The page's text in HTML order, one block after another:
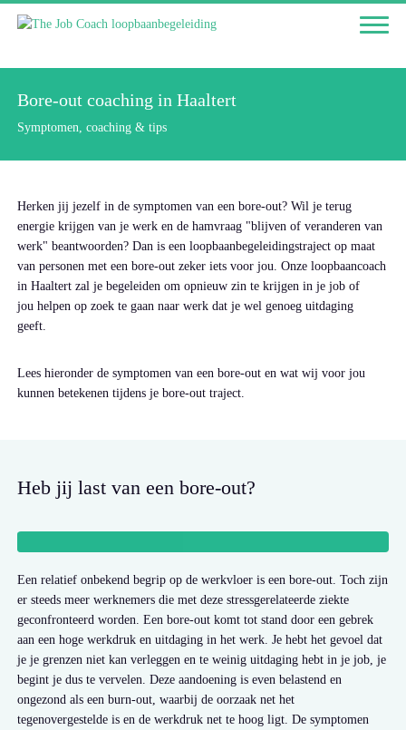
Bore-out coaching in Haaltert
Symptomen, coaching & tips
Herken jij jezelf in de symptomen van een bore-out? Wil je terug
energie krijgen van je werk en de hamvraag "blijven of veranderen van
werk" beantwoorden? Dan is een loopbaanbegeleidingstraject op maat
van personen met een bore-out zeker iets voor jou. Onze loopbaancoach
in Haaltert zal je begeleiden om opnieuw zin te krijgen in je job of
jou helpen op zoek te gaan naar werk dat je wel genoeg uitdaging
geeft.
Lees hieronder de symptomen van een bore-out en wat wij voor jou
kunnen betekenen tijdens je bore-out traject.
Heb jij last van een bore-out?
Een relatief onbekend begrip op de werkvloer is een bore-out. Toch zijn
er steeds meer werknemers die met deze stressgerelateerde ziekte
geconfronteerd worden. Een bore-out komt tot stand door een gebrek
aan een hoge werkdruk en uitdaging in het werk. Je hebt het gevoel dat
je je grenzen niet kan verleggen en te weinig uitdaging hebt in je job, je
begint je dus te vervelen. Deze aandoening is even belastend en
ongezond als een burn-out, waarbij de oorzaak net het
tegenovergestelde is en de werkdruk net te hoog ligt. De symptomen